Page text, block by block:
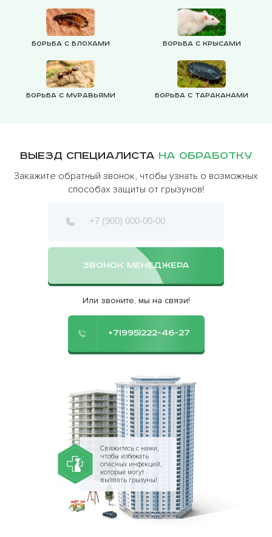
Борьба с блохами Борьба с крысами
Борьба с муравьями Борьба с тараканами
Выезд специалиста на обработку
Закажите обратный звонок, чтобы узнать о возможных
способах защиты от грызунов!
ЗВОНОК МЕНЕДЖЕРА
Или звоните, мы на связи!
+7(995)222-46-27
Свяжитесь с нами,
чтобы избежать
опасных инфекций,
которые могут
вызвать грызуны!